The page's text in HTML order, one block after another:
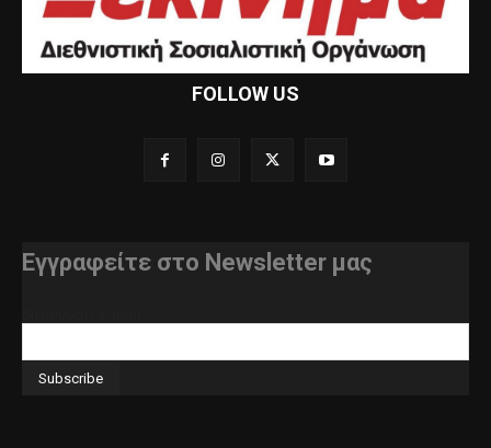
FOLLOW US
Εγγραφείτε στο Newsletter μας